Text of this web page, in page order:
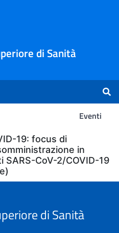
di Sanità
Eventi
19: focus di
in
SARS-CoV-2/COVID-19
di Sanità